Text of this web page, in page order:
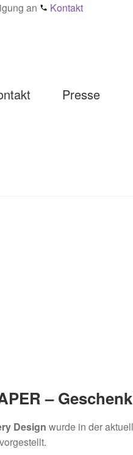
an Kontakt
Presse
–
Design wurde in der